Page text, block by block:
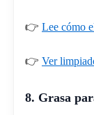
👉 Lee cómo
👉 Ver
8. Grasa